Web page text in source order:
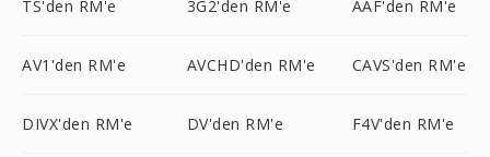
TS'den RM'e 3G2'den RM'e AAF'den RM'e
AV1'den RM'e AVCHD'den RM'e CAVS'den RM'e
DIVX'den RM'e DV'den RM'e F4V'den RM'e